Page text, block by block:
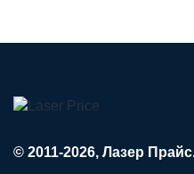
© 2011-2026, Лазер